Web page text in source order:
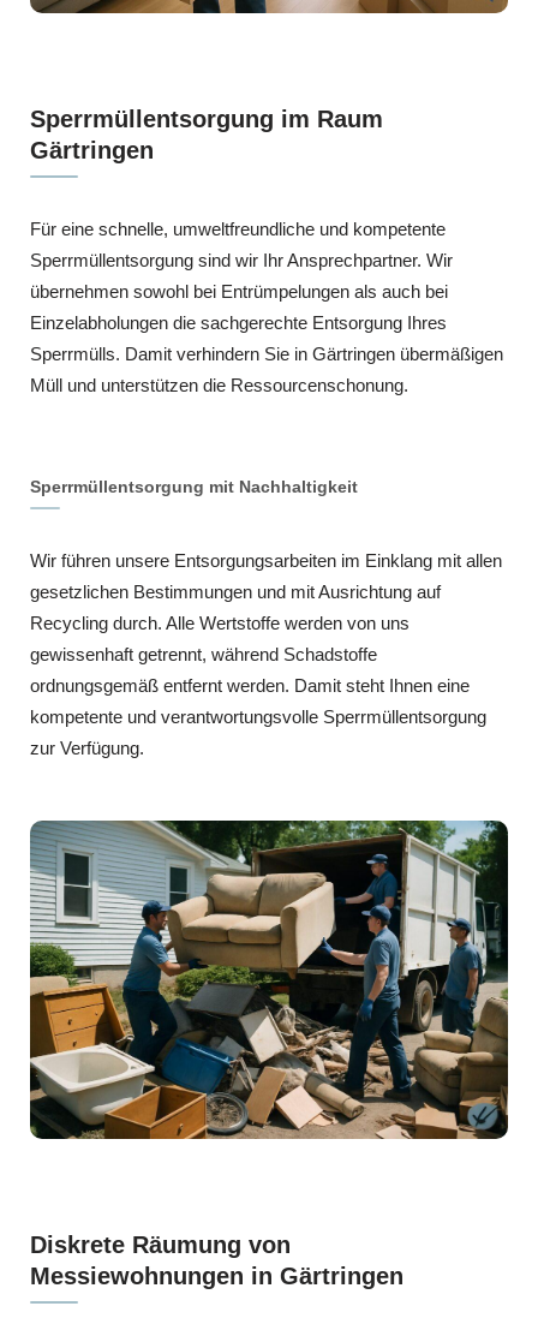
Sperrmüllentsorgung im Raum
Gärtringen
Für eine schnelle, umweltfreundliche und kompetente
Sperrmüllentsorgung sind wir Ihr Ansprechpartner. Wir
übernehmen sowohl bei Entrümpelungen als auch bei
Einzelabholungen die sachgerechte Entsorgung Ihres
Sperrmülls. Damit verhindern Sie in Gärtringen übermäßigen
Müll und unterstützen die Ressourcenschonung.
Sperrmüllentsorgung mit Nachhaltigkeit
Wir führen unsere Entsorgungsarbeiten im Einklang mit allen
gesetzlichen Bestimmungen und mit Ausrichtung auf
Recycling durch. Alle Wertstoffe werden von uns
gewissenhaft getrennt, während Schadstoffe
ordnungsgemäß entfernt werden. Damit steht Ihnen eine
kompetente und verantwortungsvolle Sperrmüllentsorgung
zur Verfügung.
Diskrete Räumung von
Messiewohnungen in Gärtringen